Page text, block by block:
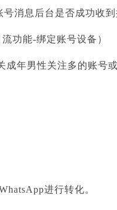
消息后台是否成功收到
功能-绑定账号设备）
年男性关注多的账号或
进行转化。